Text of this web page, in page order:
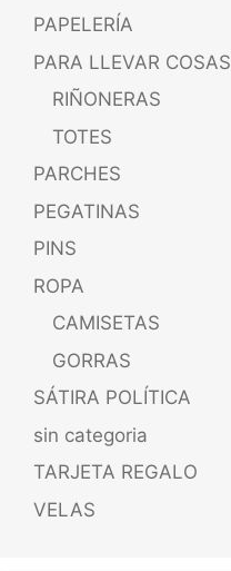
PAPELERÍA
PARA LLEVAR COSAS
RIÑONERAS
TOTES
PARCHES
PEGATINAS
PINS
ROPA
CAMISETAS
GORRAS
SÁTIRA POLÍTICA
sin categoria
TARJETA REGALO
VELAS